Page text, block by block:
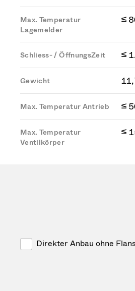
Max. Temperatur
Lagemelder
≤
Schliess- / ÖffnungsZeit ≤
Gewicht
Max. Temperatur Antrieb ≤
Max. Temperatur
Ventilkörper
≤
Direkter Anbau ohne